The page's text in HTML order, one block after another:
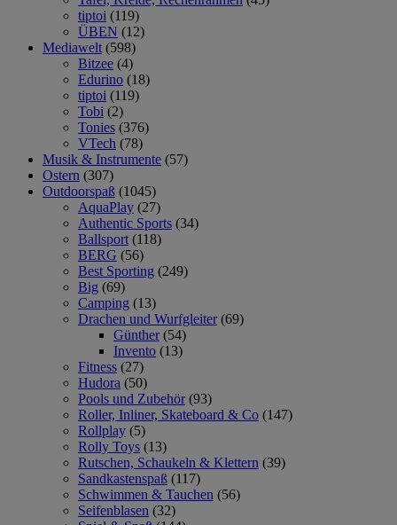
tiptoi (119)
ÜBEN (12)
Mediawelt (598)
Bitzee (4)
Edurino (18)
tiptoi (119)
Tobi (2)
Tonies (376)
VTech (78)
Musik & Instrumente (57)
Ostern (307)
Outdoorspaß (1045)
AquaPlay (27)
Authentic Sports (34)
Ballsport (118)
BERG (56)
Best Sporting (249)
Big (69)
Camping (13)
Drachen und Wurfgleiter (69)
Günther (54)
Invento (13)
Fitness (27)
Hudora (50)
Pools und Zubehör (93)
Roller, Inliner, Skateboard & Co (147)
Rollplay (5)
Rolly Toys (13)
Rutschen, Schaukeln & Klettern (39)
Sandkastenspaß (117)
Schwimmen & Tauchen (56)
Seifenblasen (32)